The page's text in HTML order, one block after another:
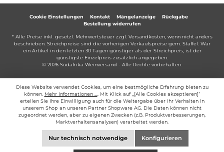
Cookie Einstellungen Kontakt Mängelanzeige
Rückgabe
Bestellung widerrufen
* Alle Preise inkl. gesetzl. Mehrwertsteuer zzgl. Versandkosten, wenn nicht anders
beschrieben. Streichpreise sind die vorherigen Verkaufspreise gem. Staffel. War
ein Artikel in den letzten 30 Tagen günstiger als der Streichpreis, ist der
günstigste Einzelpreis zusätzlich angegeben.
© 2026 Südafrika Weinversand - Alle Rechte vorbehalten.
Diese Website verwendet Cookies, um eine bestmögliche Erfahrung bieten zu
können. Mehr Informationen ...
. Mit Klick auf „[Alle Cookies akzeptieren]“
erteilen Sie Ihre Einwilligung auch für die Weitergabe über Ihr Verhalten in
unserem Shop an unseren Partner Shopware AG. Die Daten können nicht
zugeordnet werden, aber zu eigenen Zwecken (z.B. Produktverbesserungen,
Marktverhaltensanalysen) verarbeitet werden.
Nur technisch notwendige Konfigurieren